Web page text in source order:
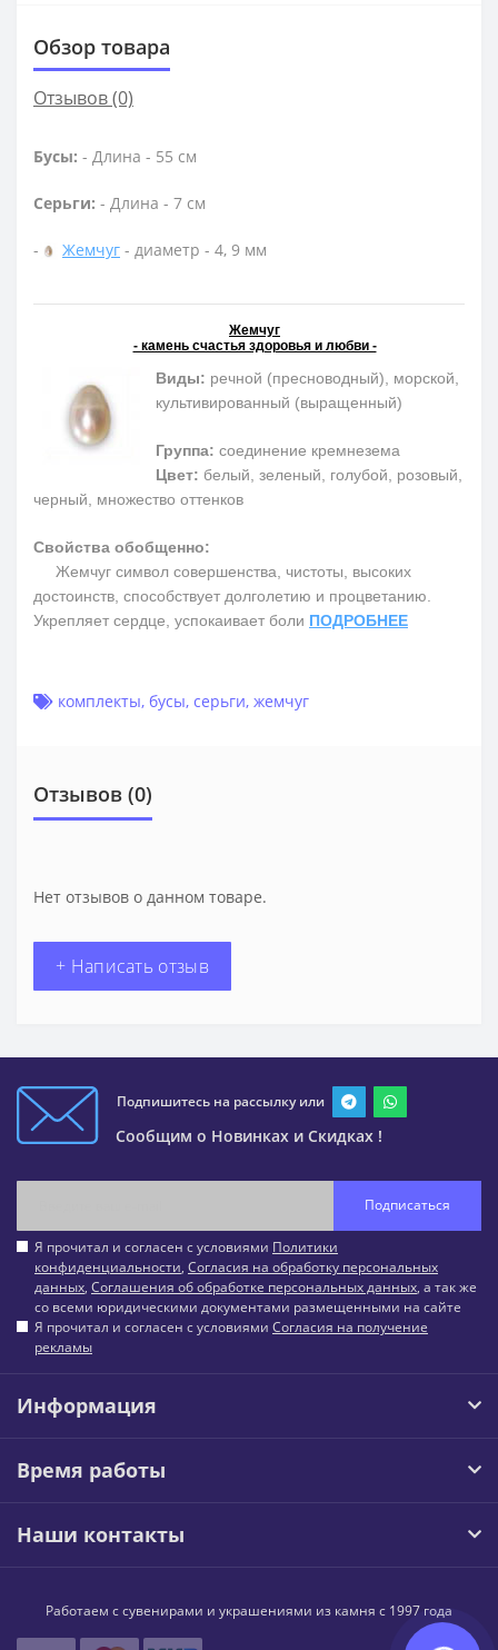
Обзор товара
Отзывов (0)
Бусы: - Длина - 55 см
Серьги: - Длина - 7 см
- Жемчуг - диаметр - 4, 9 мм
Жемчуг
- камень счастья здоровья и любви -
Виды: речной (пресноводный), морской,
культивированный (выращенный)
Группа: соединение кремнезема
Цвет: белый, зеленый, голубой, розовый,
черный, множество оттенков
Свойства обобщенно:
Жемчуг символ совершенства, чистоты, высоких
достоинств, способствует долголетию и процветанию.
Укрепляет сердце, успокаивает боли ПОДРОБНЕЕ
комплекты, бусы, серьги, жемчуг
Отзывов (0)
Нет отзывов о данном товаре.
+ Написать отзыв
Подпишитесь на рассылку или
Сообщим о Новинках и Скидках !
Подписаться
Я прочитал и согласен с условиями Политики
конфиденциальности, Согласия на обработку персональных
данных, Соглашения об обработке персональных данных, а так же
со всеми юридическими документами размещенными на сайте
Я прочитал и согласен с условиями Согласия на получение
рекламы
Информация
Время работы
Наши контакты
Работаем с сувенирами и украшениями из камня с 1997 года